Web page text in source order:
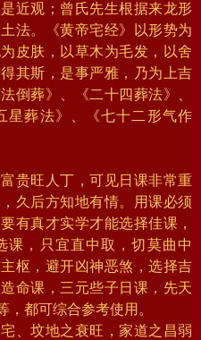
近观；曾氏先生根据来龙形
法。《黄帝宅经》以形势为
皮肤，以草木为毛发，以舍
其斯，是事严雅，乃为上吉
倒葬》、《二十四葬法》、
星葬法》、《七十二形气作
贵旺人丁，可见日课非常重
久后方知地有情。用课必须
有真才实学才能选择佳课，
课，只宜直中取，切莫曲中
枢，避开凶神恶煞，选择吉
命课，三元些子日课，先天
，都可综合参考使用。
、坟地之衰旺，家道之昌弱